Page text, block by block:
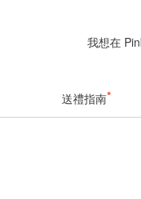
我想在
送禮指南